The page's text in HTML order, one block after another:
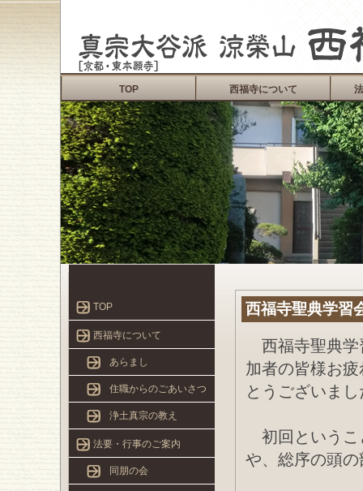
TOP 西福寺について
TOP
西福寺について
あらまし
住職からのごあいさつ
浄土真宗の教え
法要・行事のご案内
同朋の会
西福寺聖典学習
西福寺聖典学
加者の皆様お
とうございま
初回というこ
や、総序の頭